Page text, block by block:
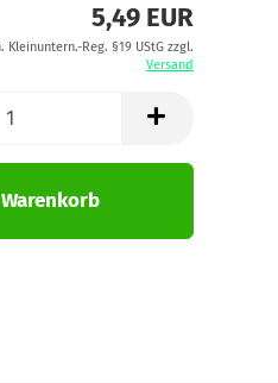
5,49 EUR
Kleinuntern.-Reg. §19 UStG zzgl.
Versand